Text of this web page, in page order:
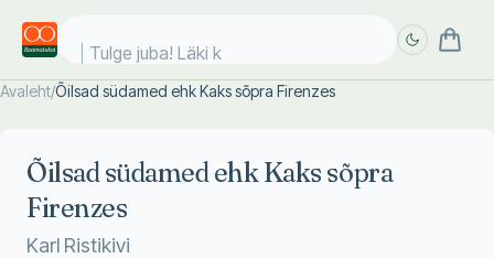
Tulge juba! Läki ko
Avaleht/Õilsad südamed ehk Kaks sõpra Firenzes
Õilsad südamed ehk Kaks sõpra
Firenzes
Karl Ristikivi